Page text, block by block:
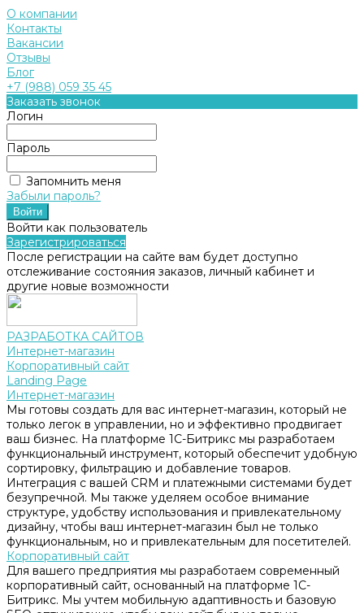
О компании
Контакты
Вакансии
Отзывы
Блог
+7 (988) 059 35 45
Заказать звонок
Логин
Пароль
Запомнить меня
Забыли пароль?
Войти как пользователь
Зарегистрироваться
После регистрации на сайте вам будет доступно
отслеживание состояния заказов, личный кабинет и
другие новые возможности
РАЗРАБОТКА САЙТОВ
Интернет-магазин
Корпоративный сайт
Landing Page
Интернет-магазин
Мы готовы создать для вас интернет-магазин, который не
только легок в управлении, но и эффективно продвигает
ваш бизнес. На платформе 1С-Битрикс мы разработаем
функциональный инструмент, который обеспечит удобную
сортировку, фильтрацию и добавление товаров.
Интеграция с вашей CRM и платежными системами будет
безупречной. Мы также уделяем особое внимание
структуре, удобству использования и привлекательному
дизайну, чтобы ваш интернет-магазин был не только
функциональным, но и привлекательным для посетителей.
Корпоративный сайт
Для вашего предприятия мы разработаем современный
корпоративный сайт, основанный на платформе 1С-
Битрикс. Мы учтем мобильную адаптивность и базовую